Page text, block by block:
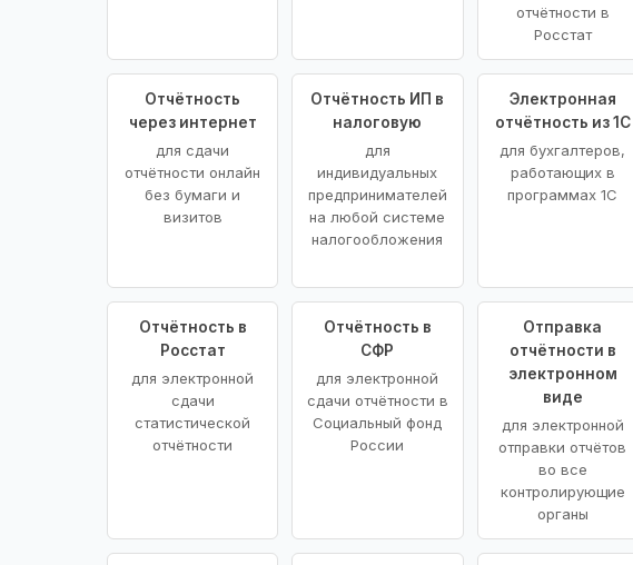
отчётности в
Росстат
Отчётность
через интернет
для сдачи
отчётности онлайн
без бумаги и
визитов
Отчётность ИП в
налоговую
для
индивидуальных
предпринимателей
на любой системе
налогообложения
Электронная
отчётность из 1С
для бухгалтеров,
работающих в
программах 1С
Отчётность в
Росстат
для электронной
сдачи
статистической
отчётности
Отчётность в
СФР
для электронной
сдачи отчётности в
Социальный фонд
России
Отправка
отчётности в
электронном
виде
для электронной
отправки отчётов
во все
контролирующие
органы